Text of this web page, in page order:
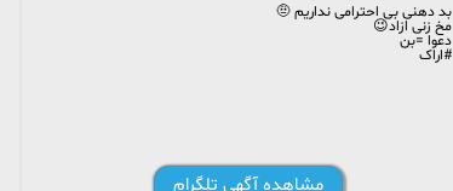
بد دهنی بی احترامی نداریم 🤨
مخ زنی ازاد😉
دعوا =بن
#اراک
مشاهده آگهی تلگرام